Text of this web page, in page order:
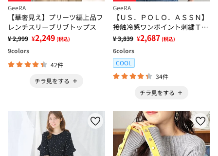
GeeRA
【華奢見え】プリーツ編上品フ
レンチスリーブリブトップス
¥ 2,999 ¥2,249 (税込)
9colors
42件
チラ見をする
GeeRA
【ＵＳ．ＰＯＬＯ．ＡＳＳＮ】
接触冷感ワンポイント刺繍Ｔシ
ャツ
¥ 3,839 ¥2,687 (税込)
6colors
COOL
34件
チラ見をする